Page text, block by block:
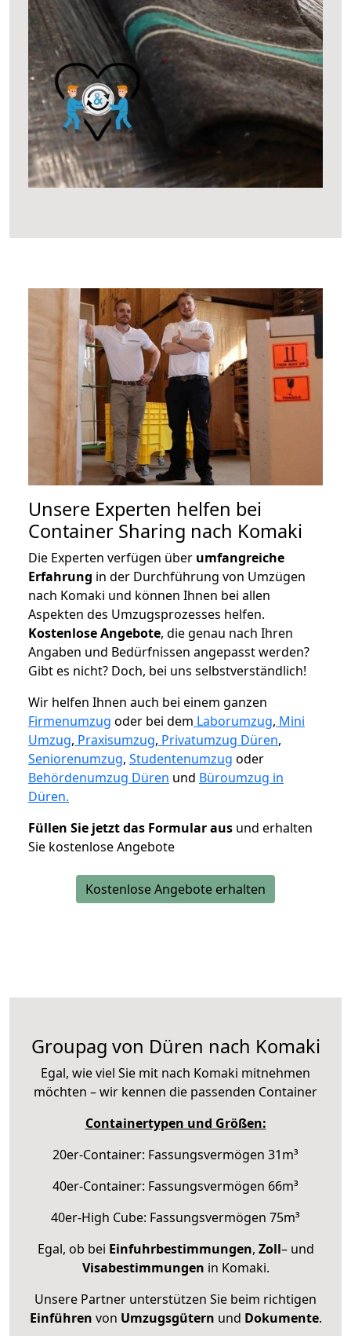
Unsere Experten helfen bei
Container Sharing nach Komaki
Die Experten verfügen über umfangreiche
Erfahrung in der Durchführung von Umzügen
nach Komaki und können Ihnen bei allen
Aspekten des Umzugsprozesses helfen.
Kostenlose Angebote, die genau nach Ihren
Angaben und Bedürfnissen angepasst werden?
Gibt es nicht? Doch, bei uns selbstverständlich!
Wir helfen Ihnen auch bei einem ganzen
Firmenumzug oder bei dem Laborumzug, Mini
Umzug, Praxisumzug, Privatumzug Düren,
Seniorenumzug, Studentenumzug oder
Behördenumzug Düren und Büroumzug in
Düren.
Füllen Sie jetzt das Formular aus und erhalten
Sie kostenlose Angebote
Kostenlose Angebote erhalten
Groupag von Düren nach Komaki
Egal, wie viel Sie mit nach Komaki mitnehmen
möchten – wir kennen die passenden Container
Containertypen und Größen:
20er-Container: Fassungsvermögen 31m³
40er-Container: Fassungsvermögen 66m³
40er-High Cube: Fassungsvermögen 75m³
Egal, ob bei Einfuhrbestimmungen, Zoll– und
Visabestimmungen in Komaki.
Unsere Partner unterstützen Sie beim richtigen
Einführen von Umzugsgütern und Dokumente.